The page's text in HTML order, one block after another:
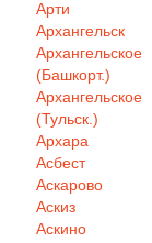
Арти
Архангельск
Архангельское
(Башкорт.)
Архангельское
(Тульск.)
Архара
Асбест
Аскарово
Аскиз
Аскино